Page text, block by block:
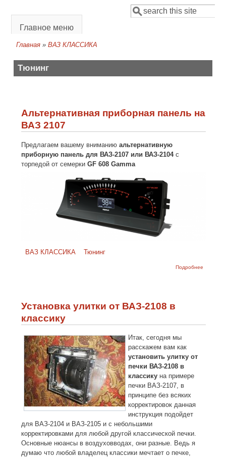
Форма поиска
Поиск
Главное меню
Главная » ВАЗ КЛАССИКА
Тюнинг
Альтернативная приборная панель на
ВАЗ 2107
Предлагаем вашему вниманиюальтернативную
приборную панель для ВАЗ-2107 или ВАЗ-2104с
торпедой от семеркиGF 608 Gamma
ВАЗ КЛАССИКА Тюнинг
Подробнее
Установка улитки от ВАЗ-2108 в
классику
Итак, сегодня мы
расскажем вам как
установить улитку от
печки ВАЗ-2108 в
классику на примере
печки ВАЗ-2107, в
принципе без всяких
корректировок данная
инструкция подойдет
для ВАЗ-2104 и ВАЗ-2105 и с небольшими
корректировками для любой другой классической печки.
Основные нюансы в воздуховводах, они разные. Ведь я
думаю что любой владелец классики мечтает о печке,